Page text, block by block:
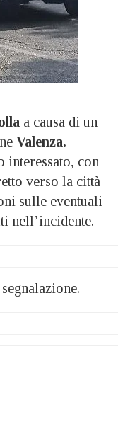
a causa di un
Valenza.
interessato, con
verso la città
sulle eventuali
nell’incidente.